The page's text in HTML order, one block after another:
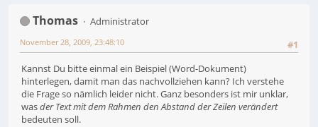
Thomas
Administrator
#1
November 28, 2009, 23:48:10
Kannst Du bitte einmal ein Beispiel (Word-Dokument)
hinterlegen, damit man das nachvollziehen kann? Ich verstehe
die Frage so nämlich leider nicht. Ganz besonders ist mir unklar,
wasder Text mit dem Rahmen den Abstand der Zeilen verändert
bedeuten soll.